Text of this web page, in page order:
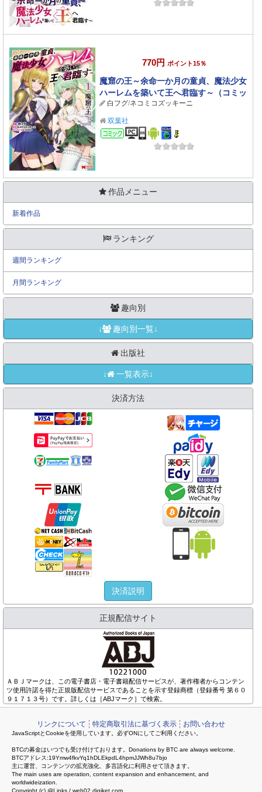
770円 ポイント15％
魔窟の王～余命一か月の童貞、魔法少女
ハーレムを築いて王へ君臨す～（コミッ
ク） ： 1 【電子コミック限定特典付き】
白フグ/ネコミコズッキーニ
双葉社
コミック
作品メニュー
新着作品
ランキング
週間ランキング
月間ランキング
趣向別
↓ 趣向別一覧↓
出版社
↓ 一覧表示↓
決済方法
決済説明
正規配信サイト
ＡＢＪマークは、この電子書店・電子書籍配信サービスが、著作権者からコンテン
ツ使用許諾を得た正規版配信サービスであることを示す登録商標（登録番号 第６０
９１７１３号）です。詳しくは［ABJマーク］で検索。
リンクについて 特定商取引法に基づく表示 お問い合わせ
JavaScriptとCookieを使用しています。必ずONにしてご利用ください。
BTCの募金はいつでも受け付けております。Donations by BTC are always welcome.
BTCアドレス:19Ymw4fkvYq1hDLEkpdL4hpmJJWh8u7bjo
主に運営、コンテンツの拡充強化、多言語化に利用させて頂きます。
The main uses are operation, content expansion and enhancement, and
worldwideization.
Copyright (c) @Links / web02.digiket.com